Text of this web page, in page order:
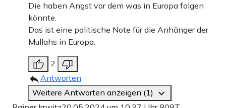
Die haben Angst vor dem was in Europa folgen
könnte.
Das ist eine politische Note für die Anhänger der
Mullahs in Europa.
2
Antworten
Weitere Antworten anzeigen (1)